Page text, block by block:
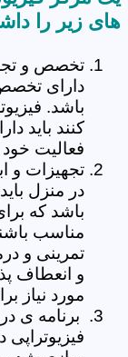
های زیر را
تخصص و
دارای تخصص
باشد.
کنند باید
فعالیت خود
تجهیزات و
در منزل
باشد که
مناسب
تمرینی و
و انعطاف
مورد نیاز
برنامه ی